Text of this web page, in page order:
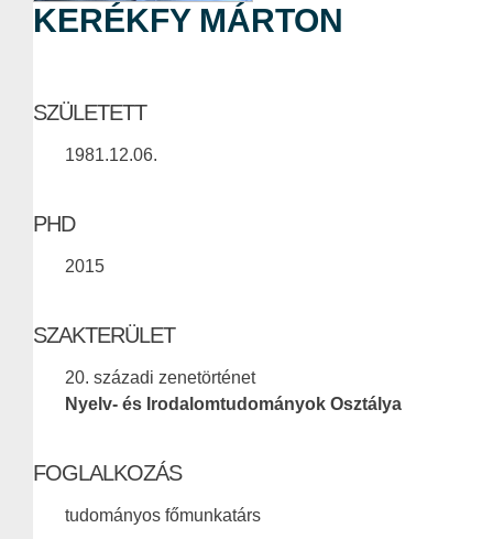
KERÉKFY MÁRTON
SZÜLETETT
1981.12.06.
PHD
2015
SZAKTERÜLET
20. századi zenetörténet
Nyelv- és Irodalomtudományok Osztálya
FOGLALKOZÁS
tudományos főmunkatárs